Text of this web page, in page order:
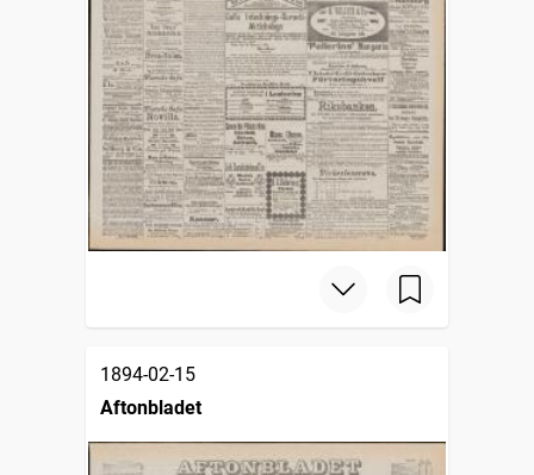
1894-02-15
Aftonbladet